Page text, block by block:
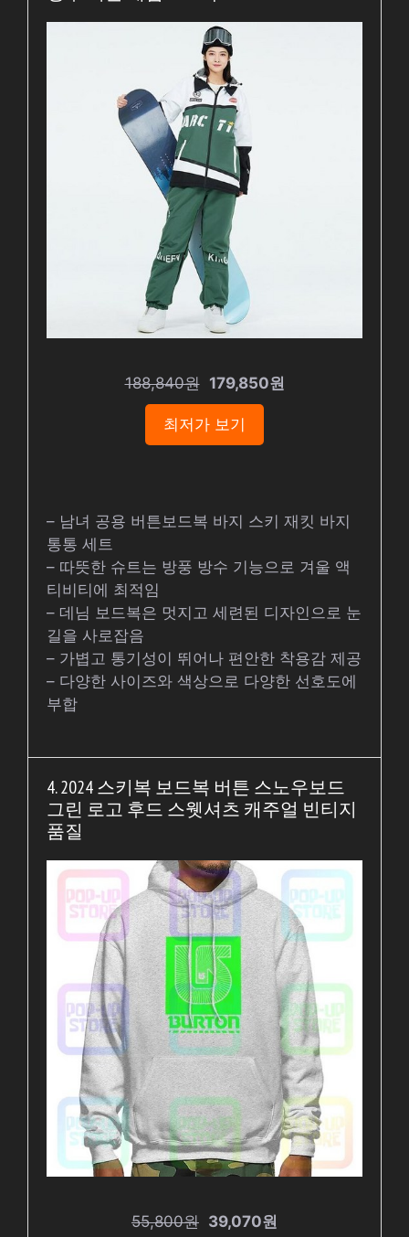
188,840원 179,850원
최저가 보기
– 남녀 공용 버튼보드복 바지 스키 재킷 바지
통통 세트
– 따뜻한 슈트는 방풍 방수 기능으로 겨울 액
티비티에 최적임
– 데님 보드복은 멋지고 세련된 디자인으로 눈
길을 사로잡음
– 가볍고 통기성이 뛰어나 편안한 착용감 제공
– 다양한 사이즈와 색상으로 다양한 선호도에
부합
4. 2024 스키복 보드복 버튼 스노우보드
그린 로고 후드 스웻셔츠 캐주얼 빈티지
품질
55,800원 39,070원